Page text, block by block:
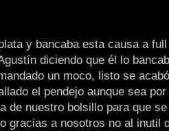
y bancaba esta causa a
diciendo que él lo
un moco, listo se
el pendejo aunque sea
de nuestro bolsillo para que
gracias a nosotros no al inutil